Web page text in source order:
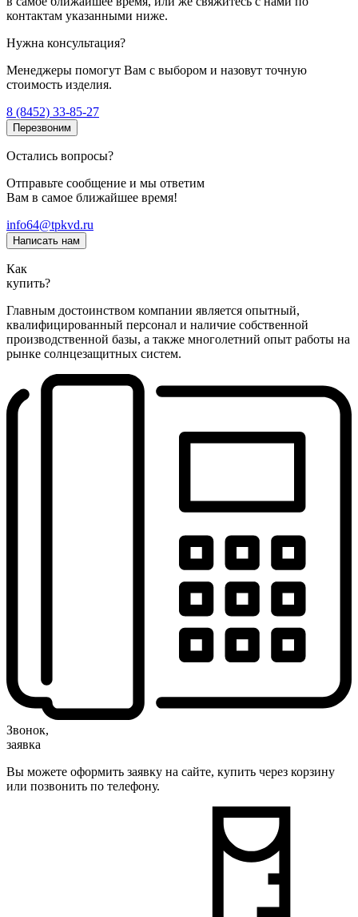
контактам указанными ниже.
Нужна консультация?
Менеджеры помогут Вам с выбором и назовут точную
стоимость изделия.
8 (8452) 33-85-27
Перезвоним
Остались вопросы?
Отправьте сообщение и мы ответим
Вам в самое ближайшее время!
info64@tpkvd.ru
Написать нам
Как
купить?
Главным достоинством компании является опытный,
квалифицированный персонал и наличие собственной
производственной базы, а также многолетний опыт работы на
рынке солнцезащитных систем.
Звонок,
заявка
Вы можете оформить заявку на сайте, купить через корзину
или позвонить по телефону.